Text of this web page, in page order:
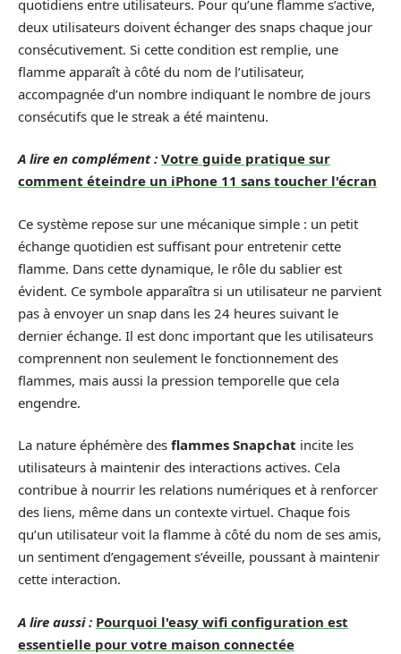
quotidiens entre utilisateurs. Pour qu’une flamme s’active,
deux utilisateurs doivent échanger des snaps chaque jour
consécutivement. Si cette condition est remplie, une
flamme apparaît à côté du nom de l’utilisateur,
accompagnée d’un nombre indiquant le nombre de jours
consécutifs que le streak a été maintenu.
A lire en complément : Votre guide pratique sur
comment éteindre un iPhone 11 sans toucher l'écran
Ce système repose sur une mécanique simple : un petit
échange quotidien est suffisant pour entretenir cette
flamme. Dans cette dynamique, le rôle du sablier est
évident. Ce symbole apparaîtra si un utilisateur ne parvient
pas à envoyer un snap dans les 24 heures suivant le
dernier échange. Il est donc important que les utilisateurs
comprennent non seulement le fonctionnement des
flammes, mais aussi la pression temporelle que cela
engendre.
La nature éphémère des flammes Snapchat incite les
utilisateurs à maintenir des interactions actives. Cela
contribue à nourrir les relations numériques et à renforcer
des liens, même dans un contexte virtuel. Chaque fois
qu’un utilisateur voit la flamme à côté du nom de ses amis,
un sentiment d’engagement s’éveille, poussant à maintenir
cette interaction.
A lire aussi : Pourquoi l'easy wifi configuration est
essentielle pour votre maison connectée